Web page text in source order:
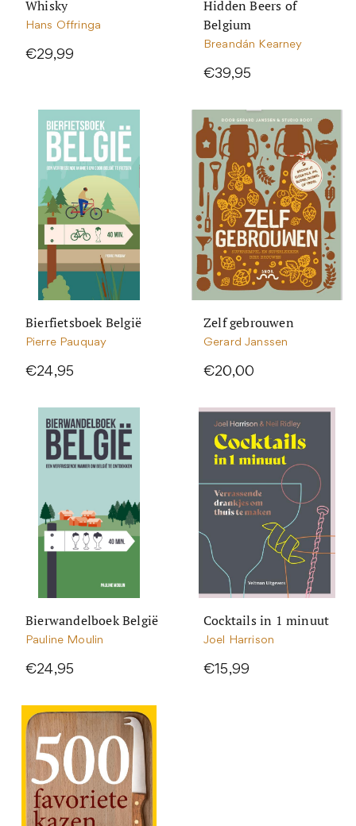
Whisky
Hans Offringa
€29,99
Hidden Beers of
Belgium
Breandán Kearney
€39,95
Bierfietsboek België
Pierre Pauquay
€24,95
Zelf gebrouwen
Gerard Janssen
€20,00
Bierwandelboek België
Pauline Moulin
€24,95
Cocktails in 1 minuut
Joel Harrison
€15,99